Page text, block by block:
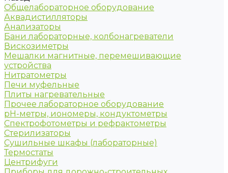
Общелабораторное оборудование
Аквадистилляторы
Анализаторы
Бани лабораторные, колбонагреватели
Вискозиметры
Мешалки магнитные, перемешивающие
устройства
Нитратометры
Печи муфельные
Плиты нагревательные
Прочее лабораторное оборудование
рН-метры, иономеры, кондуктометры
Спектрофотометры и рефрактометры
Стерилизаторы
Сушильные шкафы (лабораторные)
Термостаты
Центрифуги